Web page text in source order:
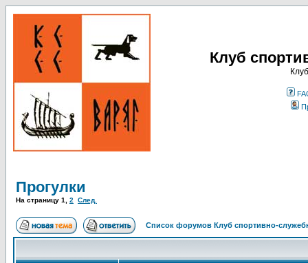
Клуб
Прогулки
На страницу 1 2 След.
Список форумов Клуб спортивно-